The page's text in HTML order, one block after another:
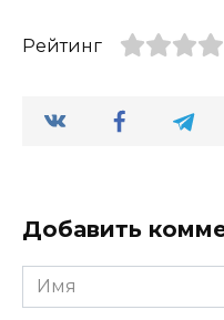
Рейтинг
Добавить
Имя
*